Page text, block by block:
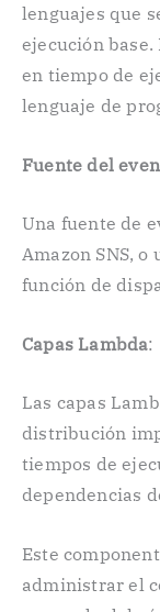
lenguajes que
ejecución
en tiempo de
lenguaje de
Fuente del
Una fuente de
Amazon SNS,
función de
Capas Lambda:
Las capas
distribución
tiempos de
dependencias
Este
administrar el